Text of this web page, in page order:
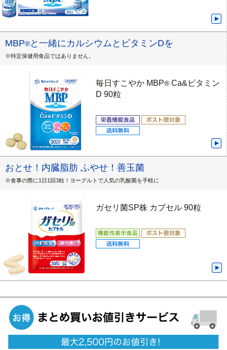
MBP®と一緒にカルシウムとビタミンDを
※特定保健用食品ではありません。
毎日すこやか MBP®Ca&ビタミン
D 90粒
おとせ！内臓脂肪 ふやせ！善玉菌
※食事の際に1日1回3粒！ヨーグルトで人気の乳酸菌を手軽に
ガセリ菌SP株 カプセル 90粒